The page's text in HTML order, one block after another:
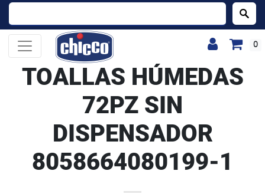
Buscar:
0
TOALLAS HÚMEDAS
72PZ SIN
DISPENSADOR
8058664080199-1